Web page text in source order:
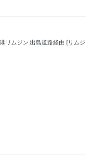
リムジン 出島道路経由 [リムジ